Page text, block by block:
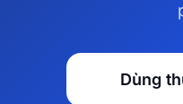
Dùng